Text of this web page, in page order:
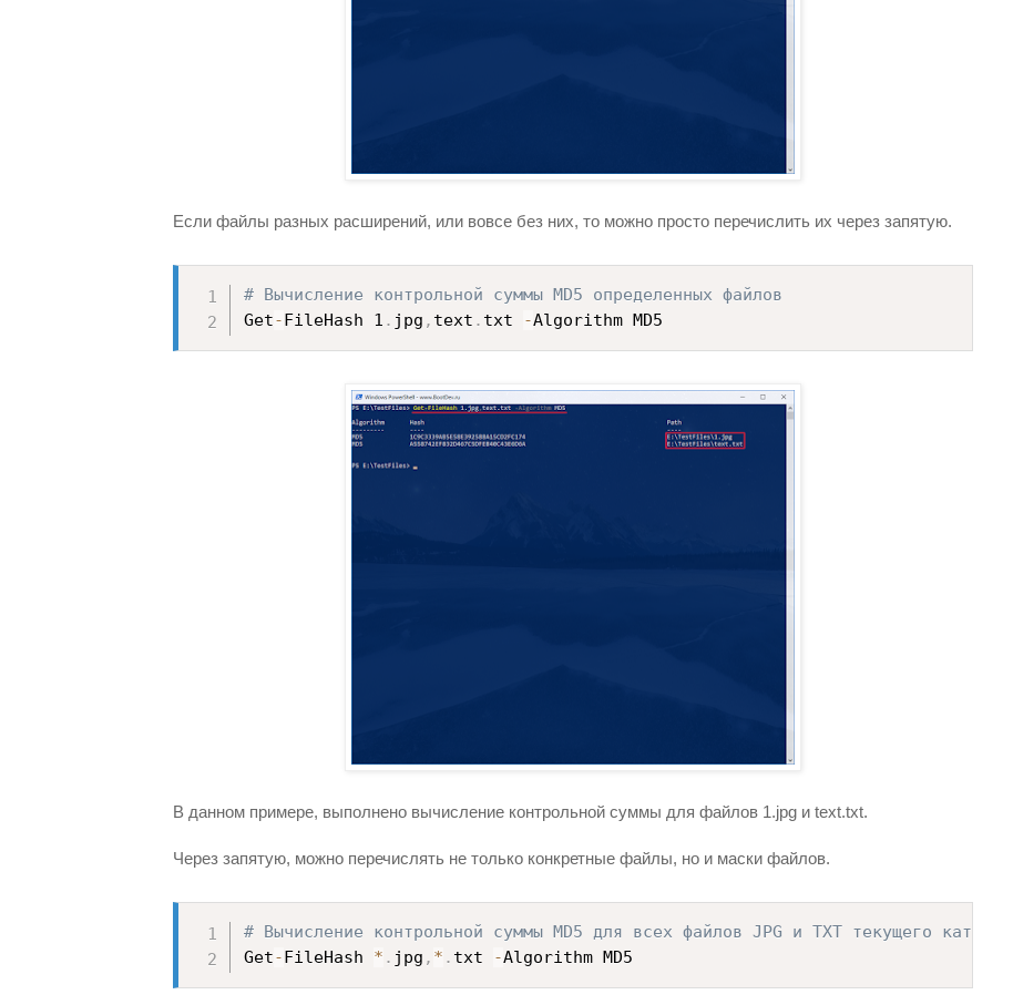
Если файлы разных расширений, или вовсе без них, то можно просто перечислить их через запятую.
# Вычисление контрольной суммы MD5 определенных файлов
Get-FileHash 1 . jpg , text . txt -Algorithm MD5
В данном примере, выполнено вычисление контрольной суммы для файлов 1.jpg и text.txt.
Через запятую, можно перечислять не только конкретные файлы, но и маски файлов.
# Вычисление контрольной суммы MD5 для всех файлов JPG и TXT текущего каталога
Get-FileHash * . jpg , * . txt -Algorithm MD5